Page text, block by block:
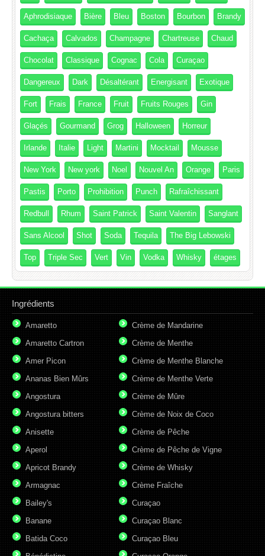
Aphrodisiaque Bière Bleu Boston Bourbon Brandy
Cachaça Calvados Champagne Chartreuse Chaud
Chocolat Classique Cognac Cola Curaçao
Dangereux Dark Désaltérant Energisant Exotique
Fort Frais France Fruit Fruits Rouges Gin
Glaçés Gourmand Grog Halloween Horreur
Irlande Italie Light Martini Mocktail Mousse
New York New york Noel Nouvel An Orange Paris
Pastis Porto Prohibition Punch Rafraîchissant
Redbull Rhum Saint Patrick Saint Valentin Sanglant
Sans Alcool Shot Soda Tequila The Big Lebowski
Top Triple Sec Vert Vin Vodka Whisky étages
Ingrédients
Amaretto
Amaretto Cartron
Amer Picon
Ananas Bien Mûrs
Angostura
Angostura bitters
Anisette
Aperol
Apricot Brandy
Armagnac
Bailey's
Banane
Batida Coco
Crème de Mandarine
Crème de Menthe
Crème de Menthe Blanche
Crème de Menthe Verte
Crème de Mûre
Crème de Noix de Coco
Crème de Pêche
Crème de Pêche de Vigne
Crème de Whisky
Crème Fraîche
Curaçao
Curaçao Blanc
Curaçao Bleu